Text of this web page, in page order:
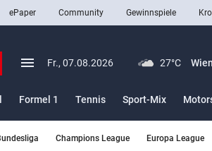
closeSchließen
ePaper Community Gewinnspiele
menu Menü aufklappen
Fr., 07.08.2026 27°C Wien
Formel 1 Tennis Sport-Mix
Champions League Europa League